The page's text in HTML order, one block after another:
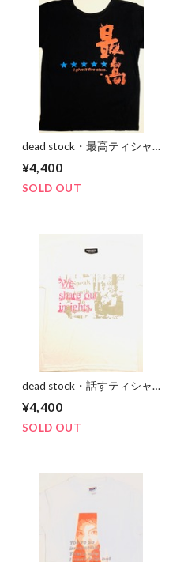
dead stock・最高ティシャ
¥4,400
SOLD OUT
dead stock・話すティシャ
¥4,400
SOLD OUT